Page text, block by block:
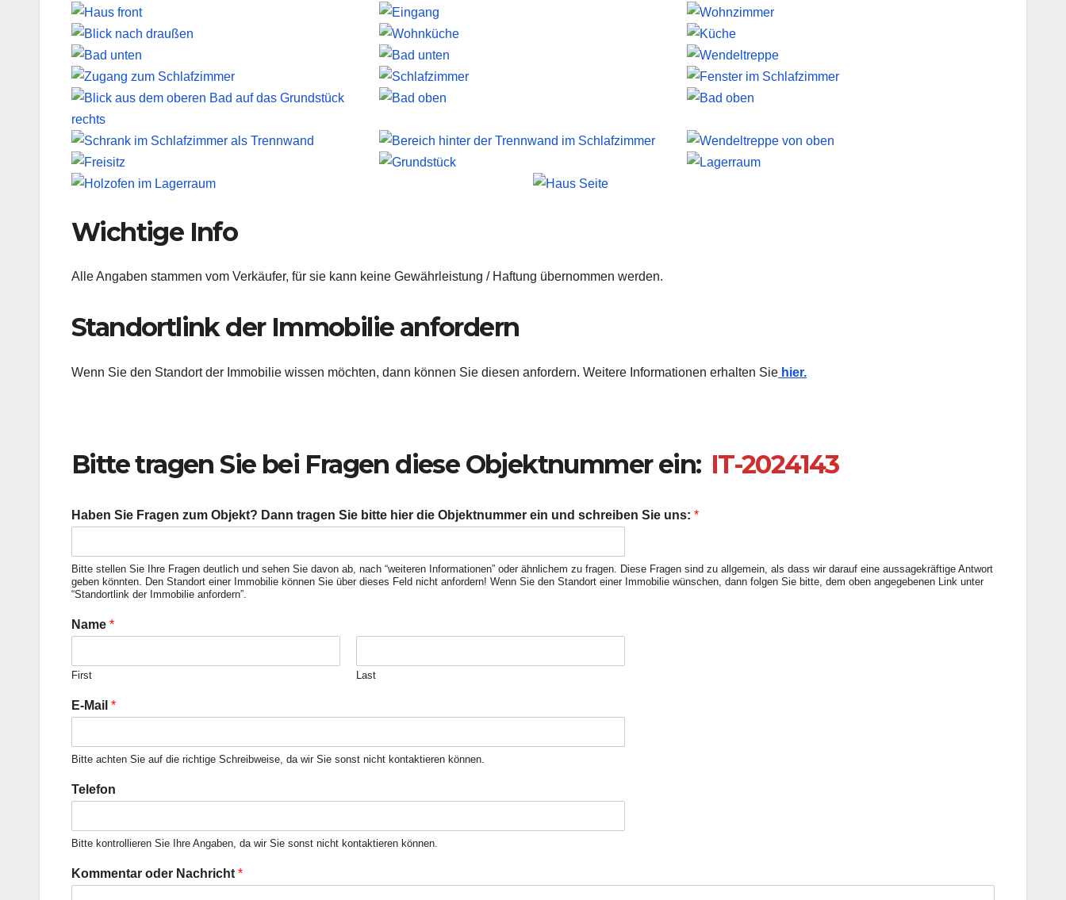
Wichtige Info
Alle Angaben stammen vom Verkäufer, für sie kann keine Gewährleistung / Haftung übernommen werden.
Standortlink der Immobilie anfordern
Wenn Sie den Standort der Immobilie wissen möchten, dann können Sie diesen anfordern. Weitere Informationen erhalten Sie hier.
Bitte tragen Sie bei Fragen diese Objektnummer ein: IT-2024143
Haben Sie Fragen zum Objekt? Dann tragen Sie bitte hier die Objektnummer ein und schreiben Sie uns: *
Bitte stellen Sie Ihre Fragen deutlich und sehen Sie davon ab, nach “weiteren Informationen” oder ähnlichem zu fragen. Diese Fragen sind zu allgemein, als dass wir darauf eine aussagekräftige Antwort
geben könnten. Den Standort einer Immobilie können Sie über dieses Feld nicht anfordern! Wenn Sie den Standort einer Immobilie wünschen, dann folgen Sie bitte, dem oben angegebenen Link unter
“Standortlink der Immobilie anfordern”.
Name *
First Last
E-Mail *
Bitte achten Sie auf die richtige Schreibweise, da wir Sie sonst nicht kontaktieren können.
Telefon
Bitte kontrollieren Sie Ihre Angaben, da wir Sie sonst nicht kontaktieren können.
Kommentar oder Nachricht *